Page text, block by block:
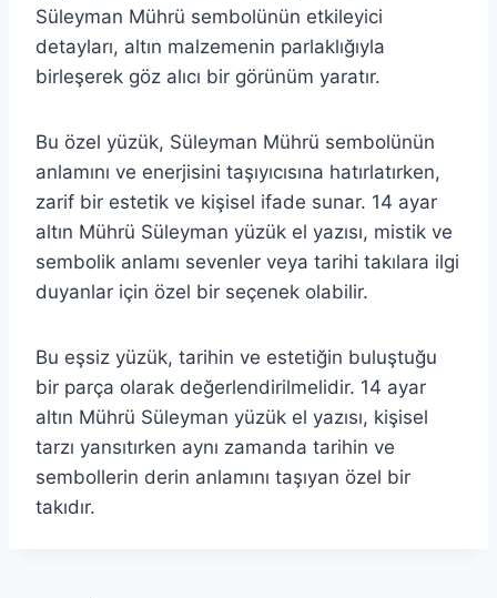
Süleyman Mührü sembolünün etkileyici
detayları, altın malzemenin parlaklığıyla
birleşerek göz alıcı bir görünüm yaratır.
Bu özel yüzük, Süleyman Mührü sembolünün
anlamını ve enerjisini taşıyıcısına hatırlatırken,
zarif bir estetik ve kişisel ifade sunar. 14 ayar
altın Mührü Süleyman yüzük el yazısı, mistik ve
sembolik anlamı sevenler veya tarihi takılara ilgi
duyanlar için özel bir seçenek olabilir.
Bu eşsiz yüzük, tarihin ve estetiğin buluştuğu
bir parça olarak değerlendirilmelidir. 14 ayar
altın Mührü Süleyman yüzük el yazısı, kişisel
tarzı yansıtırken aynı zamanda tarihin ve
sembollerin derin anlamını taşıyan özel bir
takıdır.